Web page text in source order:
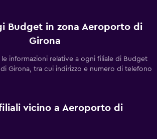
Budget in zona Aeroporto di
Girona
informazioni relative a ogni filiale di Budget
Girona, tra cui indirizzo e numero di telefono
vicino a Aeroporto di